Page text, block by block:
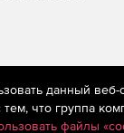
ресурсе
технологии
на
данный веб-
что группа
файлы